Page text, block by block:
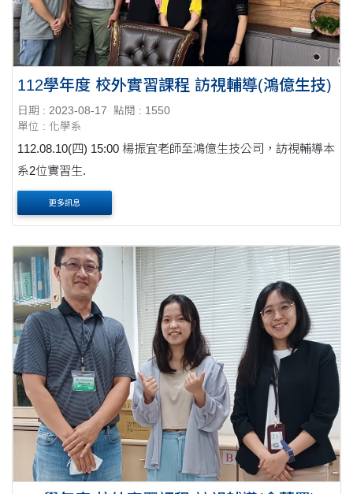
112學年度 校外實習課程 訪視輔導(鴻億生技)
日期 : 2023-08-17
點閱 : 1550
單位 : 化學系
112.08.10(四) 15:00 楊振宜老師至鴻億生技公司，訪視輔導本
系2位實習生.
更多訊息